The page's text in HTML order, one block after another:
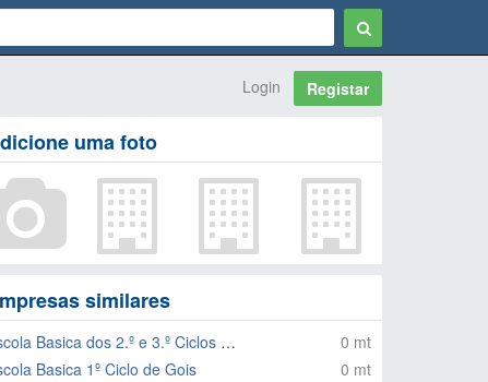
Login Registar
uma foto
similares
Escola Basica dos 2.º e 3.º Ciclos de Gois
0 mt
Basica 1º Ciclo de Gois
0 mt